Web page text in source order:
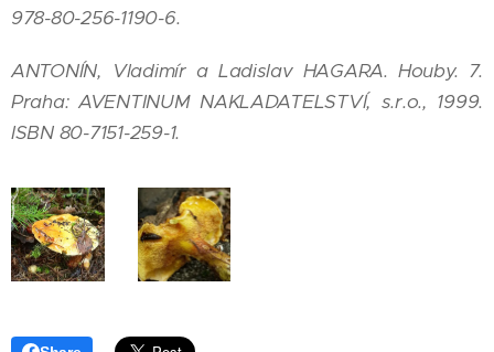
978-80-256-1190-6.
ANTONÍN, Vladimír a Ladislav HAGARA. Houby. 7.
Praha: AVENTINUM NAKLADATELSTVÍ, s.r.o., 1999.
ISBN 80-7151-259-1.